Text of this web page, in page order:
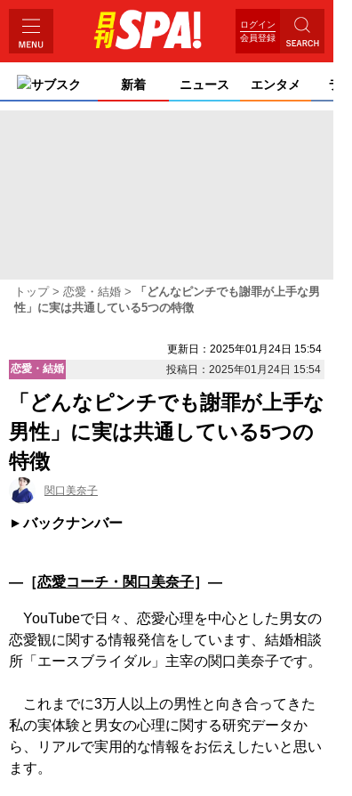
ログイン
会員登録
サブスク 新着 ニュース エンタメ ライ
トップ 恋愛・結婚
「どんなピンチでも謝罪が上手な男
性」に実は共通している5つの特徴
更新日：2025年01月24日 15:54
恋愛・結婚
投稿日：2025年01月24日 15:54
「どんなピンチでも謝罪が上手な
男性」に実は共通している5つの
特徴
関口美奈子
バックナンバー
―［恋愛コーチ・関口美奈子］―
YouTubeで日々、恋愛心理を中心とした男女の
恋愛観に関する情報発信をしています、結婚相談
所「エースブライダル」主宰の関口美奈子です。
これまでに3万人以上の男性と向き合ってきた
私の実体験と男女の心理に関する研究データか
ら、リアルで実用的な情報をお伝えしたいと思い
ます。